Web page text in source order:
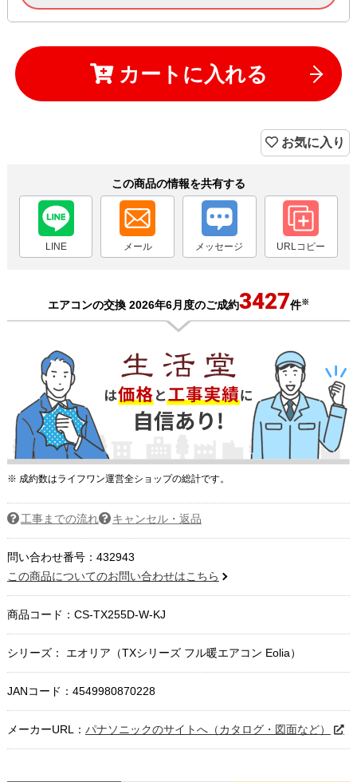
カートに入れる
お気に入り
この商品の情報を共有する
LINE メール メッセージ URLコピー
エアコンの交換 2026年6月度のご成約3427件※
※ 成約数はライフワン運営全ショップの総計です。
工事までの流れ キャンセル・返品
問い合わせ番号：432943
この商品についてのお問い合わせはこちら
商品コード： CS-TX255D-W-KJ
シリーズ： エオリア（TXシリーズ フル暖エアコン Eolia）
JANコード：4549980870228
メーカーURL： パナソニックのサイトへ（カタログ・図面など）